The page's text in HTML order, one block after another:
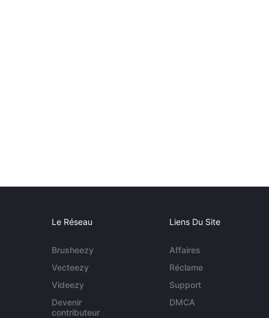
Le Réseau
Brusheezy
Vecteezy
Videezy
Devenir
contributeur
Liens Du Site
Affaires
Réclame
Support
DMCA